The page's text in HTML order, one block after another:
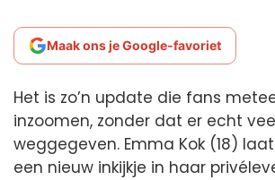
Maak ons je Google-favoriet
Het is zo’n update die fans
inzoomen, zonder dat er echt
weggegeven. Emma Kok (18)
een nieuw inkijkje in haar